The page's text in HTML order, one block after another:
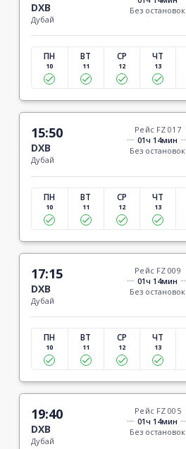
DXB
Дубай
Без остановок
ПН
10
ВТ
11
СР
12
ЧТ
13
15:50
DXB
Дубай
Рейс FZ 017
01ч 14мин
Без остановок
ПН
10
ВТ
11
СР
12
ЧТ
13
17:15
DXB
Дубай
Рейс FZ 009
01ч 14мин
Без остановок
ПН
10
ВТ
11
СР
12
ЧТ
13
19:40
DXB
Дубай
Рейс FZ 005
01ч 14мин
Без остановок